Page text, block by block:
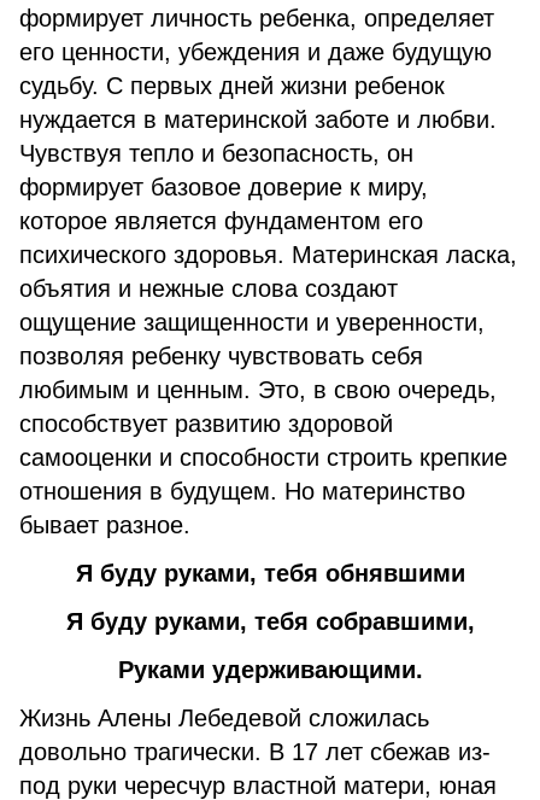
формирует личность ребенка, определяет
его ценности, убеждения и даже будущую
судьбу. С первых дней жизни ребенок
нуждается в материнской заботе и любви.
Чувствуя тепло и безопасность, он
формирует базовое доверие к миру,
которое является фундаментом его
психического здоровья. Материнская ласка,
объятия и нежные слова создают
ощущение защищенности и уверенности,
позволяя ребенку чувствовать себя
любимым и ценным. Это, в свою очередь,
способствует развитию здоровой
самооценки и способности строить крепкие
отношения в будущем. Но материнство
бывает разное.
Я буду руками, тебя обнявшими
Я буду руками, тебя собравшими,
Руками удерживающими.
Жизнь Алены Лебедевой сложилась
довольно трагически. В 17 лет сбежав из-
под руки чересчур властной матери, юная